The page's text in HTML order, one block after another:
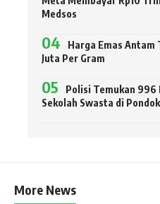
Medsos
Harga Emas Antam
Juta Per Gram
Polisi Temukan 996
Sekolah Swasta di
More News